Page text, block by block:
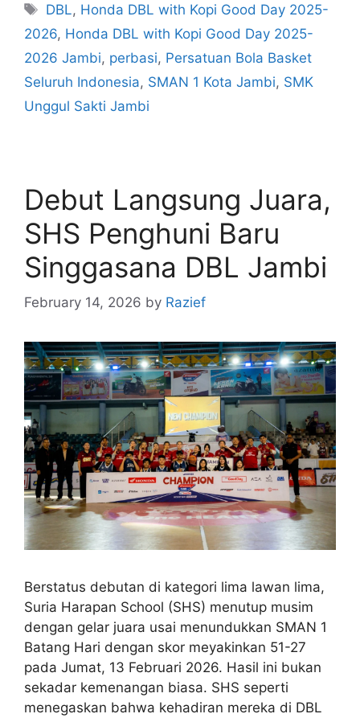
DBL, Honda DBL with Kopi Good Day 2025-
2026, Honda DBL with Kopi Good Day 2025-
2026 Jambi, perbasi, Persatuan Bola Basket
Seluruh Indonesia, SMAN 1 Kota Jambi, SMK
Unggul Sakti Jambi
Debut Langsung Juara,
SHS Penghuni Baru
Singgasana DBL Jambi
February 14, 2026 by Razief
Berstatus debutan di kategori lima lawan lima,
Suria Harapan School (SHS) menutup musim
dengan gelar juara usai menundukkan SMAN 1
Batang Hari dengan skor meyakinkan 51-27
pada Jumat, 13 Februari 2026. Hasil ini bukan
sekadar kemenangan biasa. SHS seperti
menegaskan bahwa kehadiran mereka di DBL